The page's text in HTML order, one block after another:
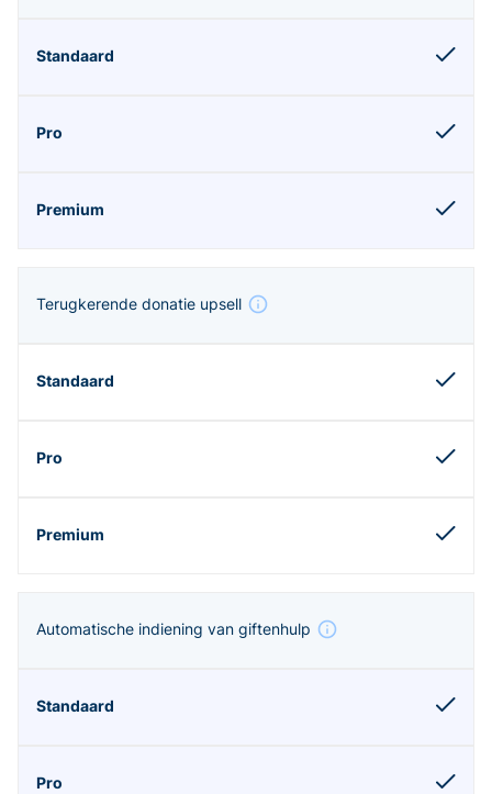
Terugkerende donatie upsell
Automatische indiening van giftenhulp